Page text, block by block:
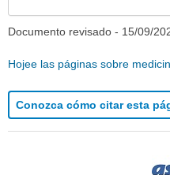
Documento revisado - 15/09/
Hojee las páginas sobre
Conozca cómo citar esta